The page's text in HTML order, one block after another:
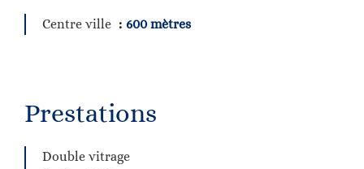
Centre ville 600 mètres
Prestations
Double vitrage